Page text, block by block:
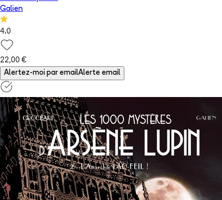
Galien
4.0
22,00 €
Alertez-moi par emailAlerte email